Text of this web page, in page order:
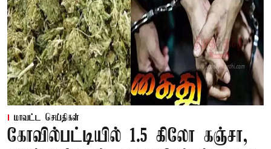
மாவட்ட செய்திகள்
கோவில்பட்டியில் 1.5 கிலோ கஞ்சா,